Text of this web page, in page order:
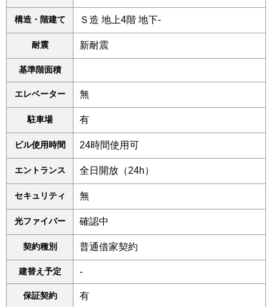
構造・階建て Ｓ造 地上4階 地下-
耐震 新耐震
基準階面積
エレベーター 無
駐車場 有
ビル使用時間 24時間使用可
エントランス 全日開放（24h）
セキュリティ 無
光ファイバー 確認中
契約種別 普通借家契約
建替え予定 -
保証契約 有